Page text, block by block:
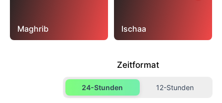
Maghrib Ischaa
Zeitformat
24-Stunden 12-Stunden